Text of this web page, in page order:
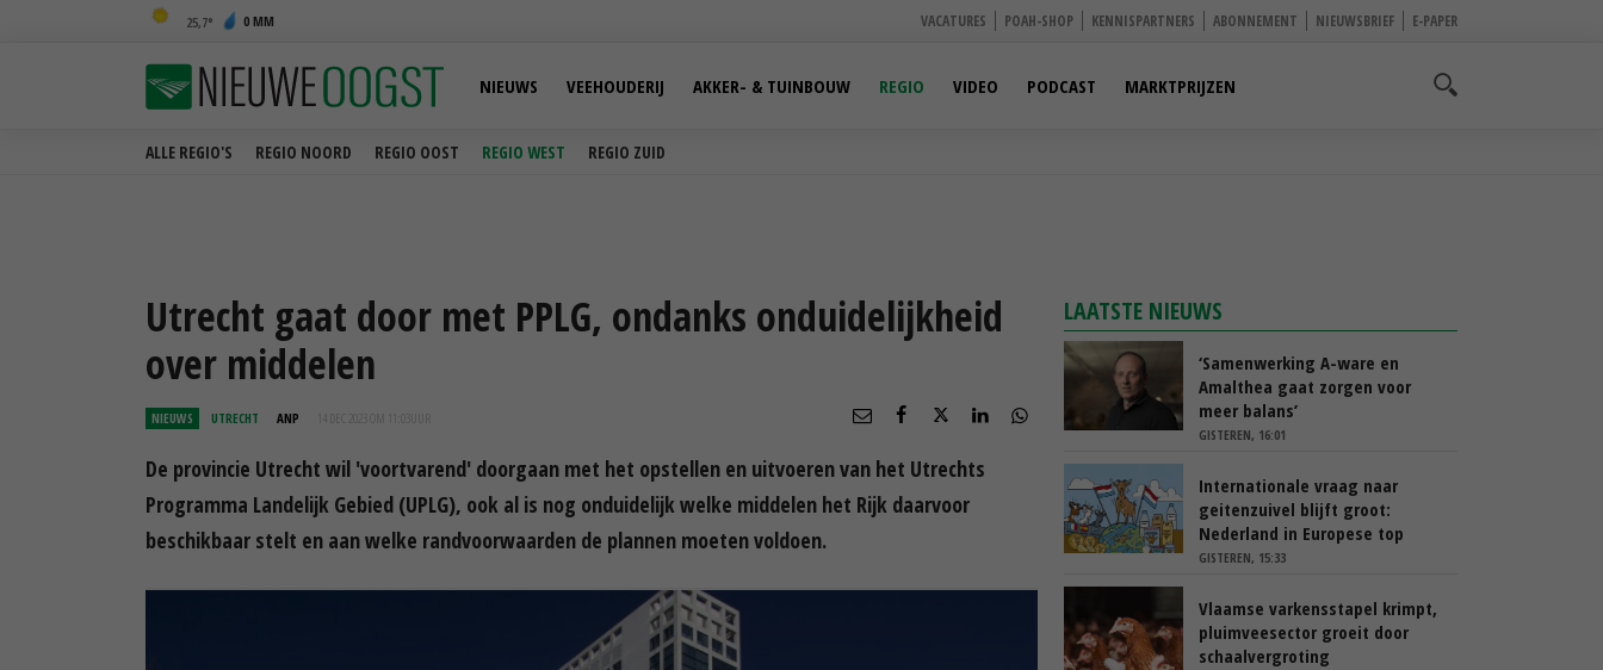
25,7 0 MM VACATURES POAH-SHOP KENNISPARTNERS ABONNEMENT NIEUWSBRIEF E-PAPER
ALLE REGIO'S REGIO NOORD REGIO OOST REGIO WEST REGIO ZUID
NIEUWS VEEHOUDERIJ AKKER- & TUINBOUW REGIO VIDEO PODCAST MARKTPRIJZEN
Utrecht gaat door met PPLG, ondanks onduidelijkheid
over middelen
NIEUWS UTRECHT ANP 14 DEC 2023 OM 11:03
De provincie Utrecht wil 'voortvarend' doorgaan met het opstellen en uitvoeren van het Utrechts
Programma Landelijk Gebied (UPLG), ook al is nog onduidelijk welke middelen het Rijk daarvoor
beschikbaar stelt en aan welke randvoorwaarden de plannen moeten voldoen.
LAATSTE NIEUWS
‘Samenwerking A-ware en
Amalthea gaat zorgen voor
meer balans’
GISTEREN, 16:01
Internationale vraag naar
geitenzuivel blijft groot:
Nederland in Europese top
GISTEREN, 15:33
Vlaamse varkensstapel krimpt,
pluimveesector groeit door
schaalvergroting